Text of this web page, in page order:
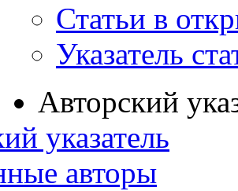
Статьи в
Указатель
Авторский
указатель
авторы